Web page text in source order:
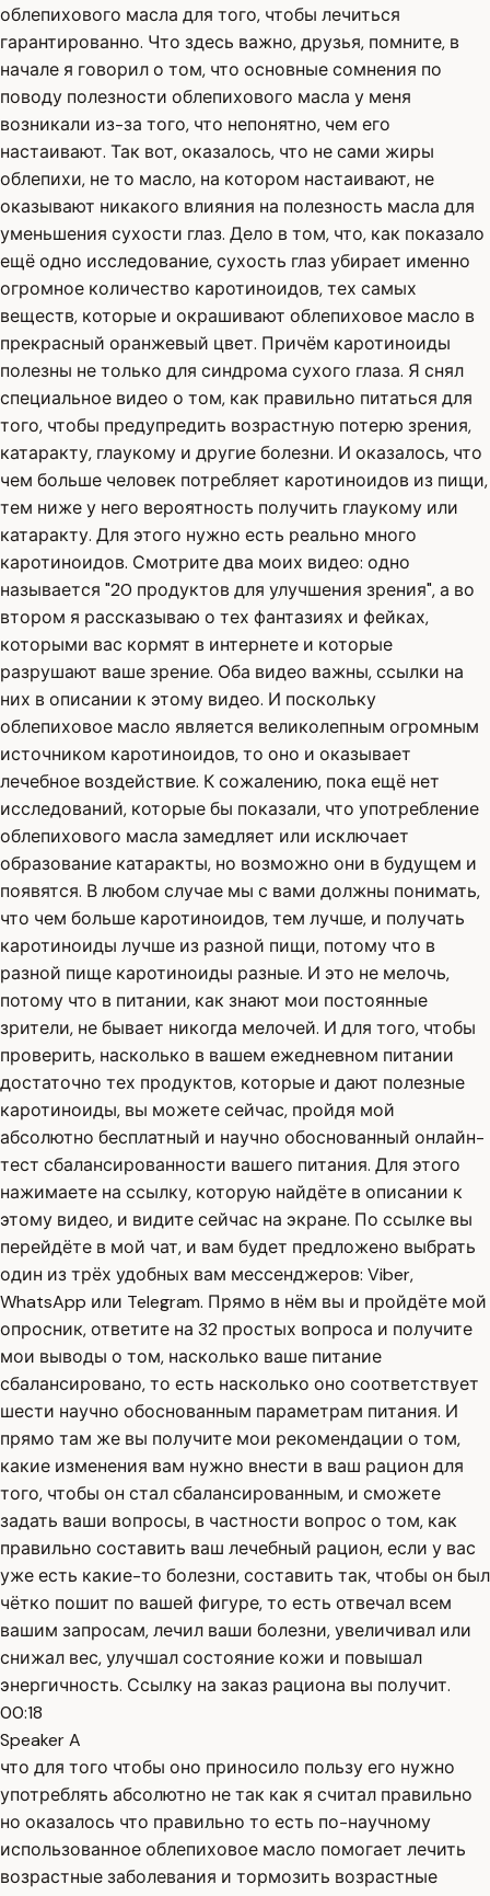
облепихового масла для того, чтобы лечиться
гарантированно. Что здесь важно, друзья, помните, в
начале я говорил о том, что основные сомнения по
поводу полезности облепихового масла у меня
возникали из-за того, что непонятно, чем его
настаивают. Так вот, оказалось, что не сами жиры
облепихи, не то масло, на котором настаивают, не
оказывают никакого влияния на полезность масла для
уменьшения сухости глаз. Дело в том, что, как показало
ещё одно исследование, сухость глаз убирает именно
огромное количество каротиноидов, тех самых
веществ, которые и окрашивают облепиховое масло в
прекрасный оранжевый цвет. Причём каротиноиды
полезны не только для синдрома сухого глаза. Я снял
специальное видео о том, как правильно питаться для
того, чтобы предупредить возрастную потерю зрения,
катаракту, глаукому и другие болезни. И оказалось, что
чем больше человек потребляет каротиноидов из пищи,
тем ниже у него вероятность получить глаукому или
катаракту. Для этого нужно есть реально много
каротиноидов. Смотрите два моих видео: одно
называется "20 продуктов для улучшения зрения", а во
втором я рассказываю о тех фантазиях и фейках,
которыми вас кормят в интернете и которые
разрушают ваше зрение. Оба видео важны, ссылки на
них в описании к этому видео. И поскольку
облепиховое масло является великолепным огромным
источником каротиноидов, то оно и оказывает
лечебное воздействие. К сожалению, пока ещё нет
исследований, которые бы показали, что употребление
облепихового масла замедляет или исключает
образование катаракты, но возможно они в будущем и
появятся. В любом случае мы с вами должны понимать,
что чем больше каротиноидов, тем лучше, и получать
каротиноиды лучше из разной пищи, потому что в
разной пище каротиноиды разные. И это не мелочь,
потому что в питании, как знают мои постоянные
зрители, не бывает никогда мелочей. И для того, чтобы
проверить, насколько в вашем ежедневном питании
достаточно тех продуктов, которые и дают полезные
каротиноиды, вы можете сейчас, пройдя мой
абсолютно бесплатный и научно обоснованный онлайн-
тест сбалансированности вашего питания. Для этого
нажимаете на ссылку, которую найдёте в описании к
этому видео, и видите сейчас на экране. По ссылке вы
перейдёте в мой чат, и вам будет предложено выбрать
один из трёх удобных вам мессенджеров: Viber,
WhatsApp или Telegram. Прямо в нём вы и пройдёте мой
опросник, ответите на 32 простых вопроса и получите
мои выводы о том, насколько ваше питание
сбалансировано, то есть насколько оно соответствует
шести научно обоснованным параметрам питания. И
прямо там же вы получите мои рекомендации о том,
какие изменения вам нужно внести в ваш рацион для
того, чтобы он стал сбалансированным, и сможете
задать ваши вопросы, в частности вопрос о том, как
правильно составить ваш лечебный рацион, если у вас
уже есть какие-то болезни, составить так, чтобы он был
чётко пошит по вашей фигуре, то есть отвечал всем
вашим запросам, лечил ваши болезни, увеличивал или
снижал вес, улучшал состояние кожи и повышал
энергичность. Ссылку на заказ рациона вы получит.
00:18
Speaker A
что для того чтобы оно приносило пользу его нужно
употреблять абсолютно не так как я считал правильно
но оказалось что правильно то есть по-научному
использованное облепиховое масло помогает лечить
возрастные заболевания и тормозить возрастные